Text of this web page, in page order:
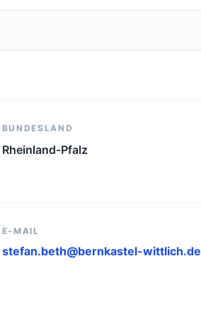
BUNDESLAND
Rheinland-Pfalz
E-MAIL
stefan.beth@bernkastel-wittlich.de